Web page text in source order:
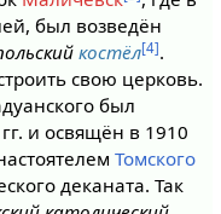
был возведён
костёл[4].
свою церковь.
был
и освящён в 1910
Томского
деканата. Так